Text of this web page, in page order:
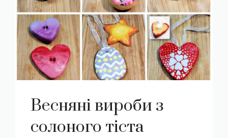
Весняні вироби з
солоного тіста